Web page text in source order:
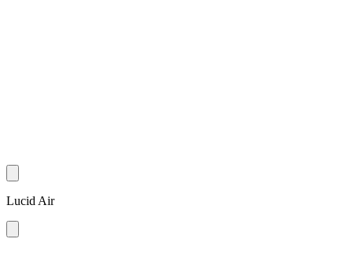
Lucid Air